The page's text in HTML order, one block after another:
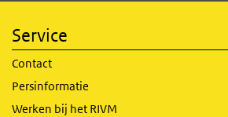
Service
Contact
Persinformatie
Werken bij het RIVM